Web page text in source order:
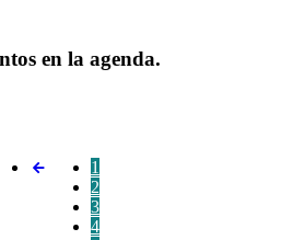
en la agenda.
1
2
3
4